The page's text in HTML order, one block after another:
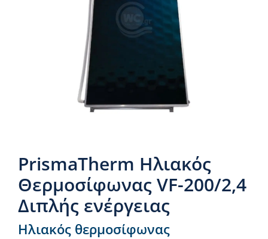
PrismaTherm Ηλιακός
Θερμοσίφωνας VF-200/2,4
Διπλής ενέργειας
Ηλιακός θερμοσίφωνας